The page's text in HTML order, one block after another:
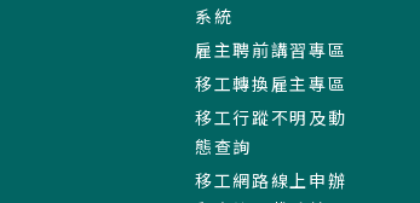
系統
雇主聘前講習專區
移工轉換雇主專區
移工行蹤不明及動
態查詢
移工網路線上申辦